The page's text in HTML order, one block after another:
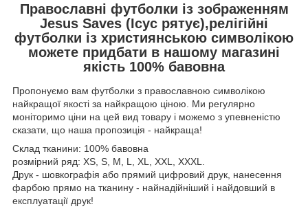
Православні футболки із зображенням
Jesus Saves (Ісус рятує),релігійні
футболки із християнською символікою
можете придбати в нашому магазині
якість 100% бавовна
Пропонуємо вам футболки з православною символікою
найкращої якості за найкращою ціною. Ми регулярно
моніторимо ціни на цей вид товару і можемо з упевненістю
сказати, що наша пропозиція - найкраща!
Склад тканини: 100% бавовна
розмірний ряд: XS, S, M, L, XL, XXL, XXXL.
Друк - шовкографія або прямий цифровий друк, нанесення
фарбою прямо на тканину - найнадійніший і найдовший в
експлуатації друк!